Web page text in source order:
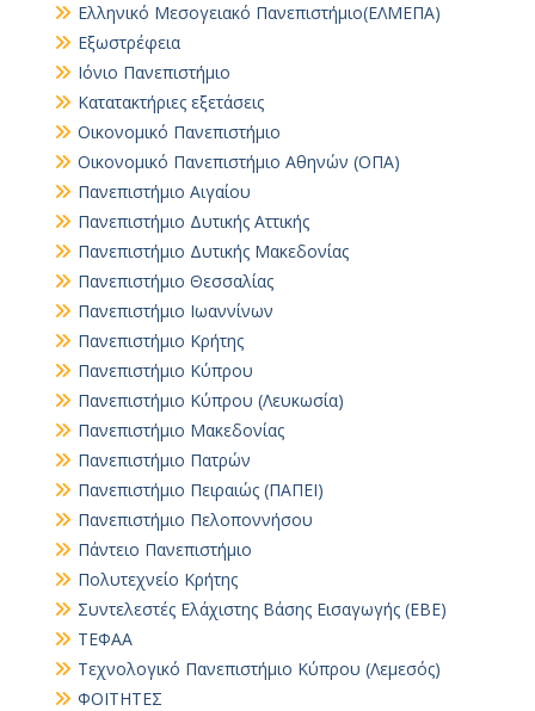
Ελληνικό Μεσογειακό Πανεπιστήμιο(ΕΛΜΕΠΑ)
Εξωστρέφεια
Ιόνιο Πανεπιστήμιο
Κατατακτήριες εξετάσεις
Οικονομικό Πανεπιστήμιο
Οικονομικό Πανεπιστήμιο Αθηνών (ΟΠΑ)
Πανεπιστήμιο Αιγαίου
Πανεπιστήμιο Δυτικής Αττικής
Πανεπιστήμιο Δυτικής Μακεδονίας
Πανεπιστήμιο Θεσσαλίας
Πανεπιστήμιο Ιωαννίνων
Πανεπιστήμιο Κρήτης
Πανεπιστήμιο Κύπρου
Πανεπιστήμιο Κύπρου (Λευκωσία)
Πανεπιστήμιο Μακεδονίας
Πανεπιστήμιο Πατρών
Πανεπιστήμιο Πειραιώς (ΠΑΠΕΙ)
Πανεπιστήμιο Πελοποννήσου
Πάντειο Πανεπιστήμιο
Πολυτεχνείο Κρήτης
Συντελεστές Ελάχιστης Βάσης Εισαγωγής (ΕΒΕ)
ΤΕΦΑΑ
Τεχνολογικό Πανεπιστήμιο Κύπρου (Λεμεσός)
ΦΟΙΤΗΤΕΣ